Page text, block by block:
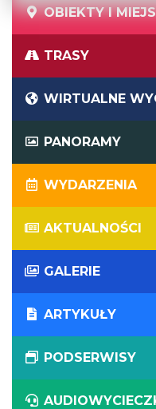
OBIEKTY I
TRASY
WIRTUALNE
PANORAMY
WYDARZENIA
AKTUALNOŚCI
GALERIE
ARTYKUŁY
PODSERWISY